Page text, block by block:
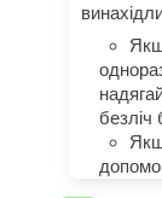
безліч